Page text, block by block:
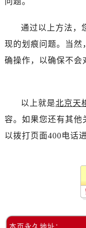
通过以上方法，
现的划痕问题。当然
确操作，以确保不会
以上就是北京天
容。如果您还有其他
以拨打页面400电话